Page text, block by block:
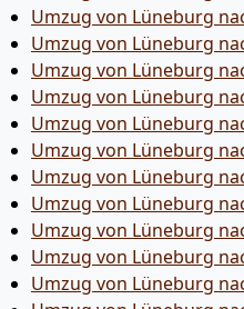
Umzug von Lüneburg
Umzug von Lüneburg
Umzug von Lüneburg
Umzug von Lüneburg
Umzug von Lüneburg
Umzug von Lüneburg
Umzug von Lüneburg
Umzug von Lüneburg
Umzug von Lüneburg
Umzug von Lüneburg
Umzug von Lüneburg